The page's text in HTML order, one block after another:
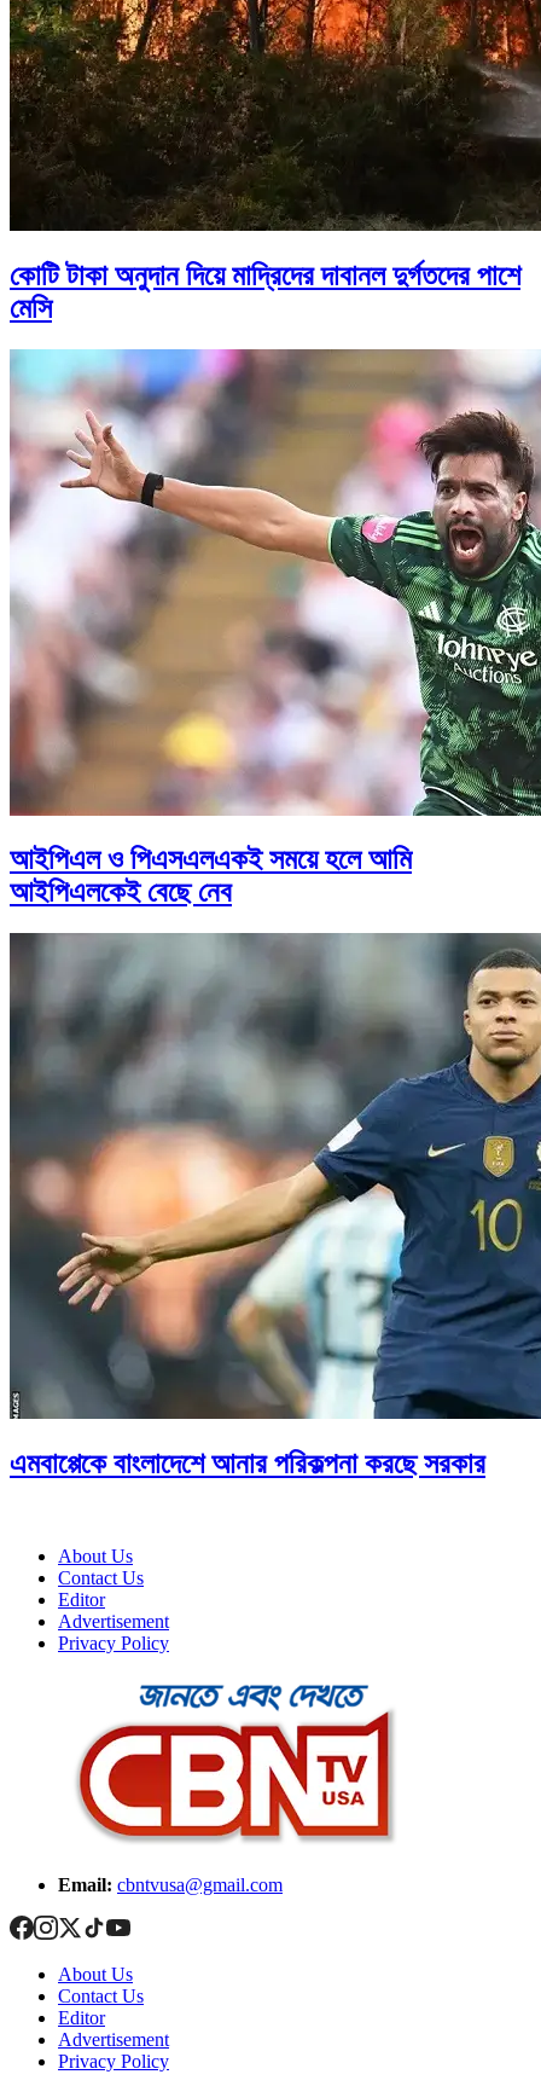
কোটি টাকা অনুদান দিয়ে মাদ্রিদের দাবানল দুর্গতদের পাশে
মেসি
আইপিএল ও পিএসএলএকই সময়ে হলে আমি
আইপিএলকেই বেছে নেব
এমবাপ্পেকে বাংলাদেশে আনার পরিকল্পনা করছে সরকার
About Us
Contact Us
Editor
Advertisement
Privacy Policy
Email: cbntvusa@gmail.com
About Us
Contact Us
Editor
Advertisement
Privacy Policy